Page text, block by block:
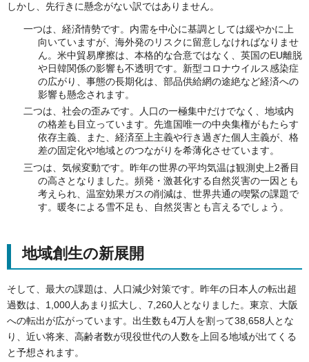
しかし、先行きに懸念がない訳ではありません。
一つは、経済情勢です。内需を中心に基調としては緩やかに上
向いていますが、海外発のリスクに留意しなければなりませ
ん。米中貿易摩擦は、本格的な合意ではなく、英国のEU離脱
や日韓関係の影響も不透明です。新型コロナウイルス感染症
の広がり、事態の長期化は、部品供給網の途絶など経済への
影響も懸念されます。
二つは、社会の歪みです。人口の一極集中だけでなく、地域内
の格差も目立っています。先進国唯一の中央集権がもたらす
依存主義、また、経済至上主義や行き過ぎた個人主義が、格
差の固定化や地域とのつながりを希薄化させています。
三つは、気候変動です。昨年の世界の平均気温は観測史上2番目
の高さとなりました。頻発・激甚化する自然災害の一因とも
考えられ、温室効果ガスの削減は、世界共通の喫緊の課題で
す。暖冬による雪不足も、自然災害とも言えるでしょう。
地域創生の新展開
そして、最大の課題は、人口減少対策です。昨年の日本人の転出超
過数は、1,000人あまり拡大し、7,260人となりました。東京、大阪
への転出が広がっています。出生数も4万人を割って38,658人とな
り、近い将来、高齢者数が現役世代の人数を上回る地域が出てくる
と予想されます。